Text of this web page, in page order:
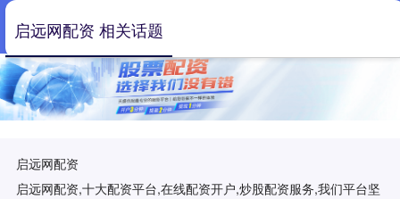
启远网配资
启远网配资,十大配资平台,在线配资开户,炒股配资服务,我们平台坚
启远网配资 相关话题